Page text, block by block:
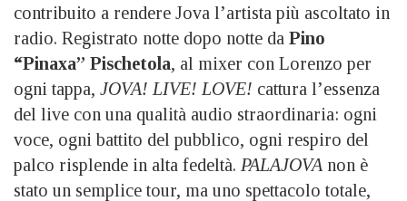
contribuito a rendere Jova l’artista più ascoltato in
radio. Registrato notte dopo notte da Pino
“Pinaxa” Pischetola, al mixer con Lorenzo per
ogni tappa, JOVA! LIVE! LOVE! cattura l’essenza
del live con una qualità audio straordinaria: ogni
voce, ogni battito del pubblico, ogni respiro del
palco risplende in alta fedeltà. PALAJOVA non è
stato un semplice tour, ma uno spettacolo totale,